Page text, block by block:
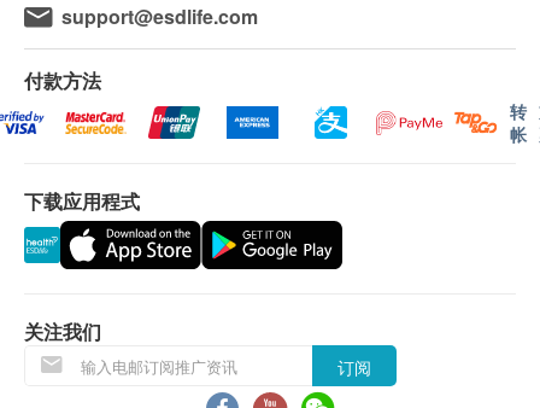
风讯号悬挂或黑色暴雨警告生效时，送货服务时间
将会延迟
所有订单须视乎相关货品的供应情况再作最后确
认。 倘若生活易未能提供任何订单上的货品，生
活易有权拒绝接受该订单，并且会于送货前透过电
保用 ：
货品质量保证，于顾客收到产品当日起计，12个月
退换条款 ：
当顾客收取已订购之货品时，有责任检查货品是否
有损毁情况，一经确认签收，恕不接受退换
support@esdlife.com
付款方法
转
帐
下载应用程式
关注我们
订阅